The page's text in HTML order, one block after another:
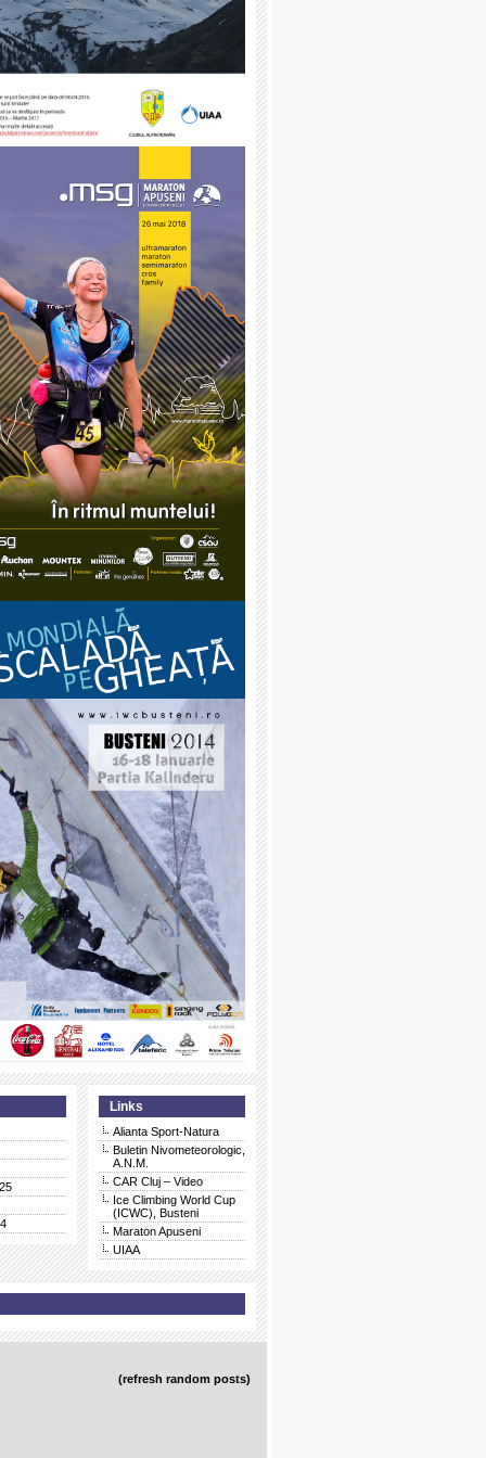
Links
Alianta Sport-Natura
Buletin Nivometeorologic,
A.N.M.
CAR Cluj – Video
Ice Climbing World Cup
(ICWC), Busteni
Maraton Apuseni
UIAA
(refresh random posts)